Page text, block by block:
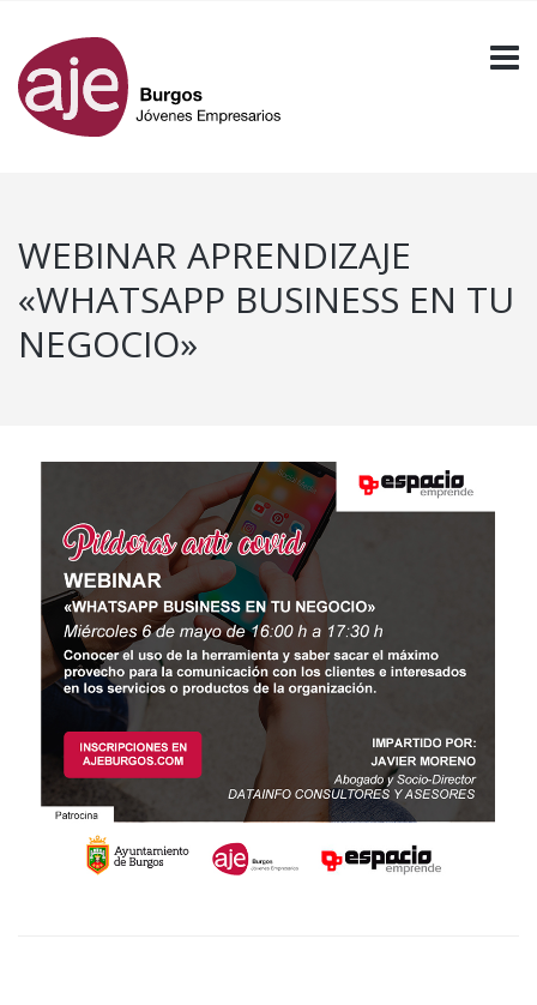
WEBINAR APRENDIZAJE
«WHATSAPP BUSINESS EN TU
NEGOCIO»